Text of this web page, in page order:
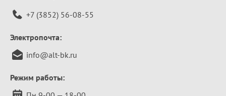
+7 (3852) 56-08-55
Электропочта:
info@alt-bk.ru
Режим работы: